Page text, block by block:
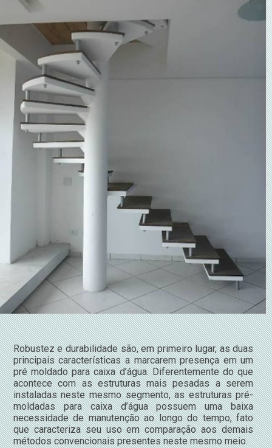
Robustez e durabilidade são, em primeiro lugar, as duas
principais características a marcarem presença em um
pré moldado para caixa d’água. Diferentemente do que
acontece com as estruturas mais pesadas a serem
instaladas neste mesmo segmento, as estruturas pré-
moldadas para caixa d’água possuem uma baixa
necessidade de manutenção ao longo do tempo, fato
que caracteriza seu uso em comparação aos demais
métodos convencionais presentes neste mesmo meio.